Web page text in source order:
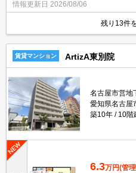
情報更新日 2026/08/06
残り13件
賃貸マンション ArtizA東別院
名古屋市営地
愛知県名古屋
築10年
10階
6.3万円(管